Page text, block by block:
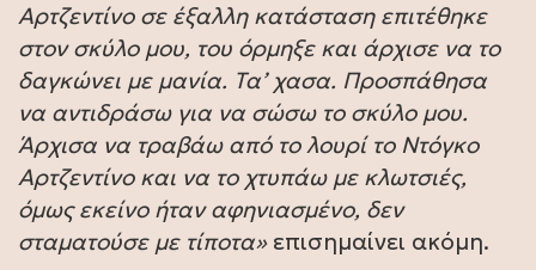
Αρτζεντίνο σε έξαλλη κατάσταση επιτέθηκε
στον σκύλο μου, του όρμηξε και άρχισε να το
δαγκώνει με μανία. Τα’ χασα. Προσπάθησα
να αντιδράσω για να σώσω το σκύλο μου.
Άρχισα να τραβάω από το λουρί το Ντόγκο
Αρτζεντίνο και να το χτυπάω με κλωτσιές,
όμως εκείνο ήταν αφηνιασμένο, δεν
σταματούσε με τίποτα»επισημαίνει ακόμη.